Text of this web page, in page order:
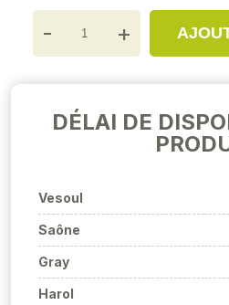
- +
DÉLAI DE
Vesoul
Saône
Gray
Harol